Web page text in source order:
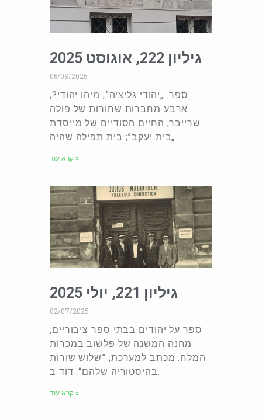
גיליון 222, אוגוסט 2025
06/08/2025
ספר: „יהודי גליציה”; מיהו יהודי?;
ארבע מחברות שחורות של פולה
שרייבר; החיים הסודיים של מייסדת
„בית יעקב”; בית תפילה שהיה
קרא עוד »
גיליון 221, יולי 2025
02/07/2025
ספר על יהודים בבתי ספר ציבוריים;
מחנה המשנה של פלשוב במכרות
המלח. מכתב למערכת; ”שלוש שורות
קרא עוד »